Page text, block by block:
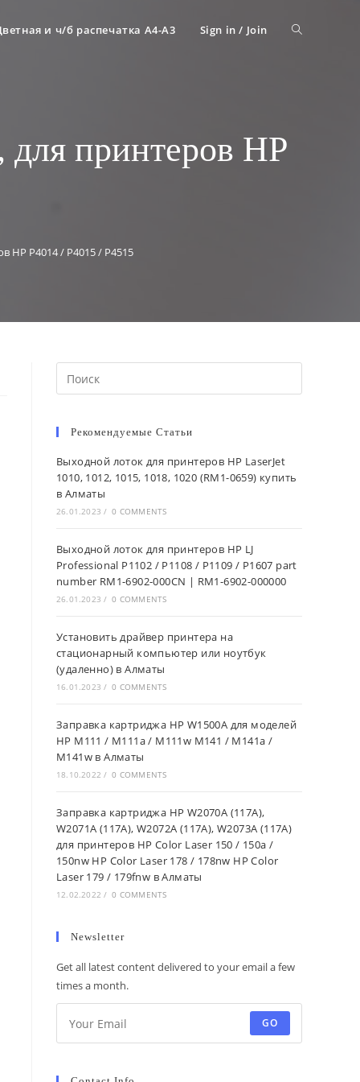
и ч/б распечатка А4-A3 Sign in / Join
принтеров HP
HP P4014 / P4015 / P4515
Рекомендуемые Статьи
Выходной лоток для принтеров HP LaserJet
1010, 1012, 1015, 1018, 1020 (RM1-0659) купить
в Алматы
26.01.2023 / 0 COMMENTS
Выходной лоток для принтеров HP LJ
Professional P1102 / P1108 / P1109 / P1607 part
number RM1-6902-000CN | RM1-6902-000000
26.01.2023 / 0 COMMENTS
Установить драйвер принтера на
стационарный компьютер или ноутбук
(удаленно) в Алматы
16.01.2023 / 0 COMMENTS
Заправка картриджа HP W1500A для моделей
HP M111 / M111a / M111w M141 / M141a /
M141w в Алматы
18.10.2022 / 0 COMMENTS
Заправка картриджа HP W2070A (117A),
W2071A (117A), W2072A (117A), W2073A (117A)
для принтеров HP Color Laser 150 / 150a /
150nw HP Color Laser 178 / 178nw HP Color
Laser 179 / 179fnw в Алматы
12.02.2022 / 0 COMMENTS
Newsletter
Get all latest content delivered to your email a few
times a month.
GO